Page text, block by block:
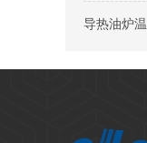
导热油炉